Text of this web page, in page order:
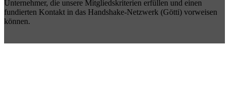
Unternehmer, die unsere Mitgliedskriterien erfüllen und einen
fundierten Kontakt in das Handshake-Netzwerk (Götti) vorweisen
können.